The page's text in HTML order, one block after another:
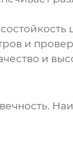
и
и